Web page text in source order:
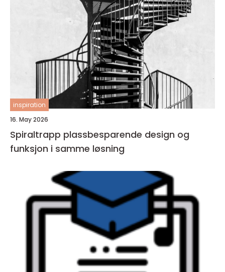
inspiration
16. May 2026
Spiraltrapp plassbesparende design og
funksjon i samme løsning